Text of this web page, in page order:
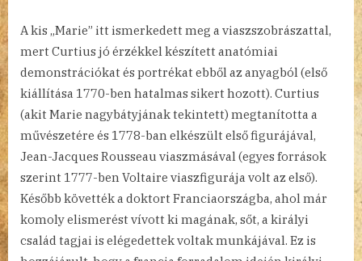
A kis „Marie” itt ismerkedett meg a viaszszobrászattal,
mert Curtius jó érzékkel készített anatómiai
demonstrációkat és portrékat ebből az anyagból (első
kiállítása 1770-ben hatalmas sikert hozott). Curtius
(akit Marie nagybátyjának tekintett) megtanította a
művészetére és 1778-ban elkészült első figurájával,
Jean-Jacques Rousseau viaszmásával (egyes források
szerint 1777-ben Voltaire viaszfigurája volt az első).
Később követték a doktort Franciaországba, ahol már
komoly elismerést vívott ki magának, sőt, a királyi
család tagjai is elégedettek voltak munkájával. Ez is